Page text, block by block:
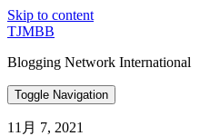
Skip to content
TJMBB
Blogging Network International
Toggle Navigation
11月 7, 2021